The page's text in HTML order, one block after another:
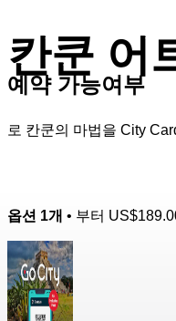
칸쿤 어
로 칸쿤의 마법을 City
예약 가능여부
옵션 1개 • 부터